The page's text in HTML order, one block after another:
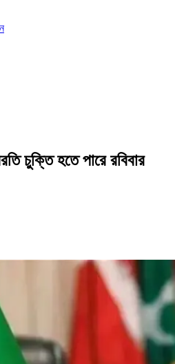
চুক্তি হতে পারে রবিবার